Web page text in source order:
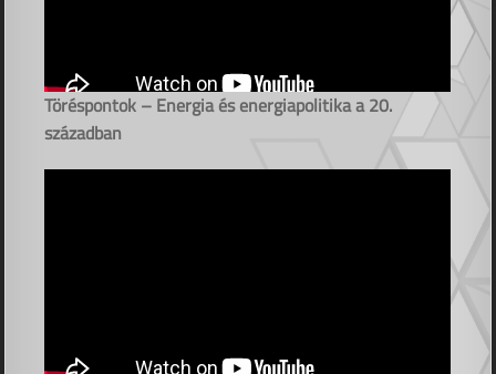
Töréspontok – Energia és energiapolitika a 20.
században